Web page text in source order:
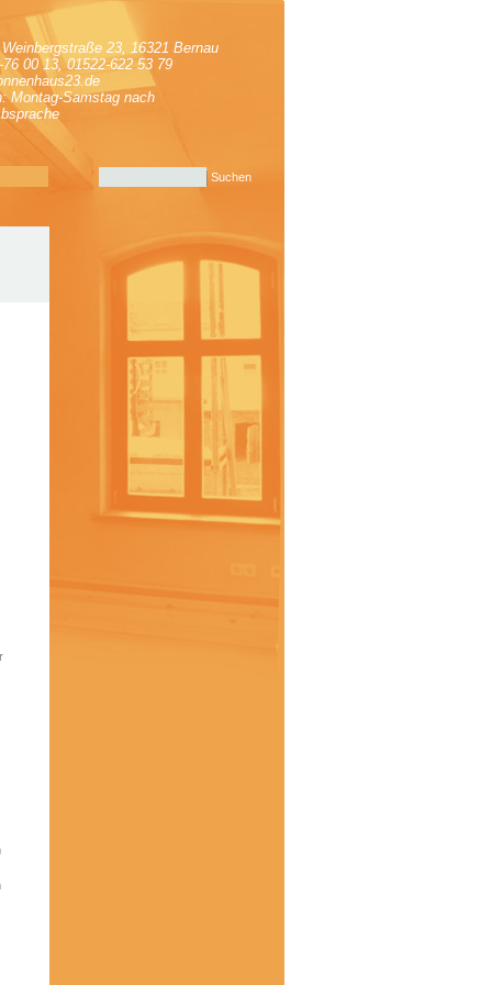
23, 16321 Bernau
00 13, 01522-622 53 79
Montag-Samstag nach
Suchen